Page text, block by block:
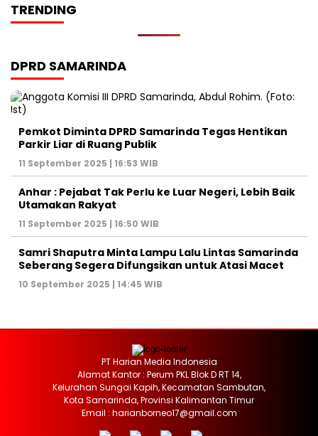
TRENDING
DPRD SAMARINDA
Pemkot Diminta DPRD Samarinda Tegas Hentikan
Parkir Liar di Ruang Publik
11 September 2025 | 16:53 WIB
Anhar : Pejabat Tak Perlu ke Luar Negeri, Lebih Baik
Utamakan Rakyat
11 September 2025 | 16:50 WIB
Samri Shaputra Minta Lampu Lalu Lintas Samarinda
Seberang Segera Difungsikan untuk Atasi Macet
10 September 2025 | 14:45 WIB
PT Harian Media Indonesia
Alamat Kantor : Perum PKL Blok D RT 14,
Kelurahan Sungai Kapih, Kecamatan Sambutan,
Kota Samarinda, Provinsi Kalimantan Timur
Email : harianborneo17@gmail.com